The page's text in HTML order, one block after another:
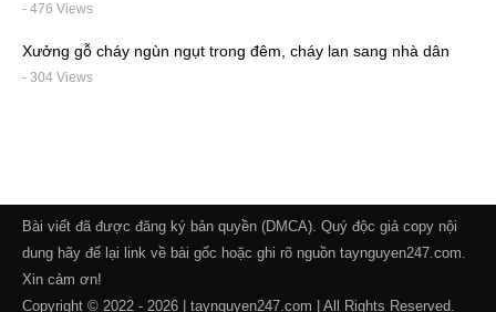
- 476 Views
Xưởng gỗ cháy ngùn ngụt trong đêm, cháy lan sang nhà dân
- 304 Views
Bài viết đã được đăng ký bản quyền (DMCA). Quý độc giả copy nội
dung hãy để lại link về bài gốc hoặc ghi rõ nguồn taynguyen247.com.
Xin cảm ơn!
Copyright © 2022 - 2026 | taynguyen247.com | All Rights Reserved.